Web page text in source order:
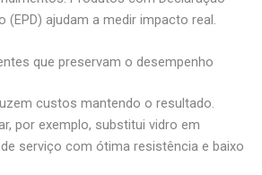
(EPD) ajudam a medir impacto real.
que preservam o desempenho
custos mantendo o resultado.
por exemplo, substitui vidro em
serviço com ótima resistência e baixo